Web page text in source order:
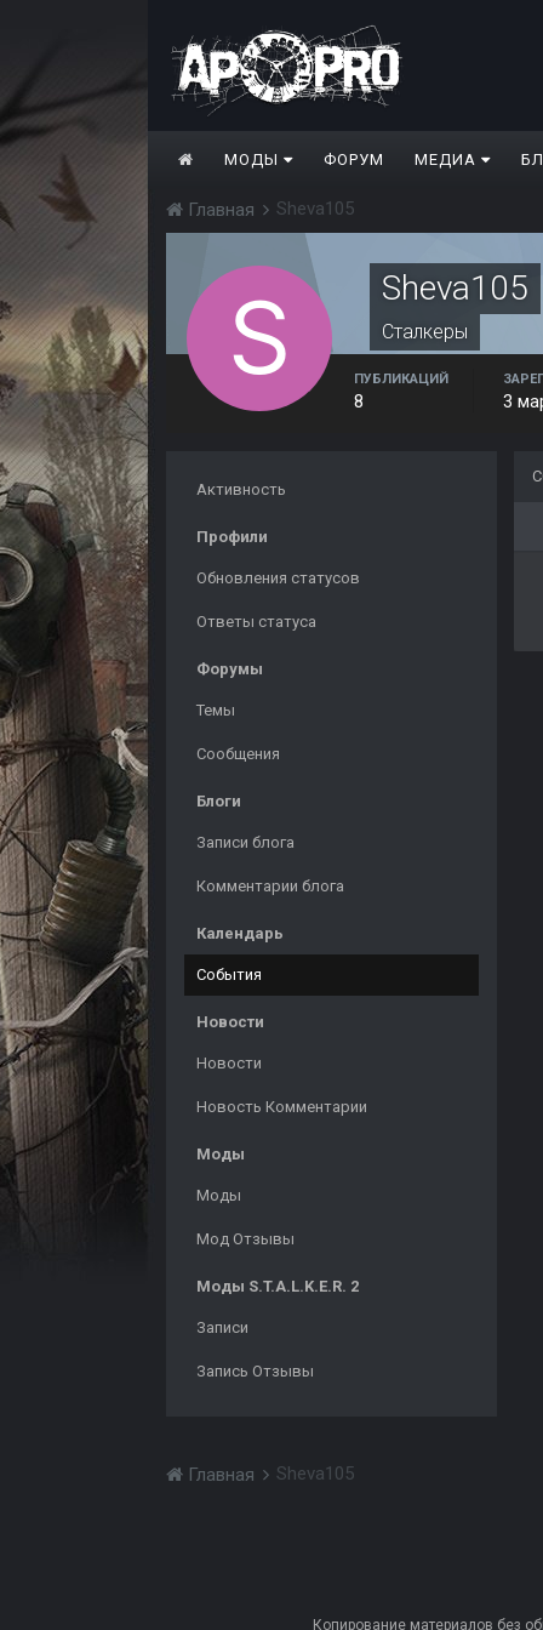
МОДЫ ФОРУМ МЕДИА
Главная Sheva105
Sheva105
Сталкеры
ПУБЛИКАЦИЙ
8 3
Активность
Профили
Обновления статусов
Ответы статуса
Форумы
Темы
Сообщения
Блоги
Записи блога
Комментарии блога
Календарь
События
Новости
Новости
Новость Комментарии
Моды
Моды
Мод Отзывы
Моды S.T.A.L.K.E.R. 2
Записи
Запись Отзывы
Главная Sheva105
Копирование материалов без